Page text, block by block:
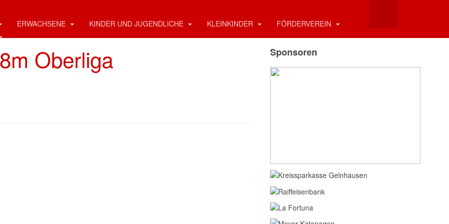
ERWACHSENE KINDER UND JUGENDLICHE KLEINKINDER FÖRDERVEREIN
Oberliga Sponsoren